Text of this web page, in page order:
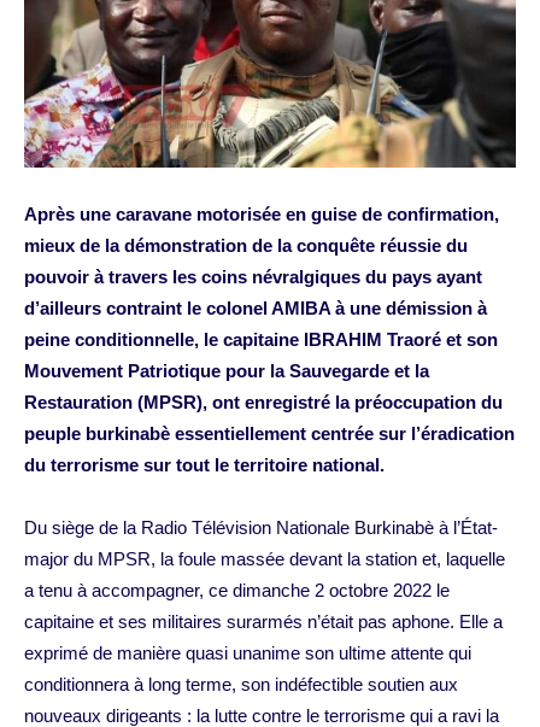
Après une caravane motorisée en guise de confirmation,
mieux de la démonstration de la conquête réussie du
pouvoir à travers les coins névralgiques du pays ayant
d’ailleurs contraint le colonel AMIBA à une démission à
peine conditionnelle, le capitaine IBRAHIM Traoré et son
Mouvement Patriotique pour la Sauvegarde et la
Restauration (MPSR), ont enregistré la préoccupation du
peuple burkinabè essentiellement centrée sur l’éradication
du terrorisme sur tout le territoire national.
Du siège de la Radio Télévision Nationale Burkinabè à l’État-
major du MPSR, la foule massée devant la station et, laquelle
a tenu à accompagner, ce dimanche 2 octobre 2022 le
capitaine et ses militaires surarmés n’était pas aphone. Elle a
exprimé de manière quasi unanime son ultime attente qui
conditionnera à long terme, son indéfectible soutien aux
nouveaux dirigeants : la lutte contre le terrorisme qui a ravi la